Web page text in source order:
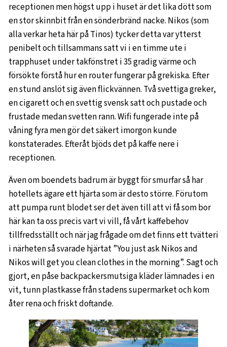
receptionen men högst upp i huset är det lika dött som
en stor skinnbit från en sönderbränd nacke. Nikos (som
alla verkar heta här på Tinos) tycker detta var ytterst
penibelt och tillsammans satt vi i en timme ute i
trapphuset under takfönstret i 35 gradig värme och
försökte förstå hur en router fungerar på grekiska. Efter
en stund anslöt sig även flickvännen. Två svettiga greker,
en cigarett och en svettig svensk satt och pustade och
frustade medan svetten rann. Wifi fungerade inte på
våning fyra men gör det säkert imorgon kunde
konstaterades. Efteråt bjöds det på kaffe nere i
receptionen.
Även om boendets badrum är byggt för smurfar så har
hotellets ägare ett hjärta som är desto större. Förutom
att pumpa runt blodet ser det även till att vi få som bor
här kan ta oss precis vart vi vill, få vårt kaffebehov
tillfredsställt och när jag frågade om det finns ett tvätteri
i närheten så svarade hjärtat ”You just ask Nikos and
Nikos will get you clean clothes in the morning”. Sagt och
gjort, en påse backpackersmutsiga kläder lämnades i en
vit, tunn plastkasse från stadens supermarket och kom
åter rena och friskt doftande.